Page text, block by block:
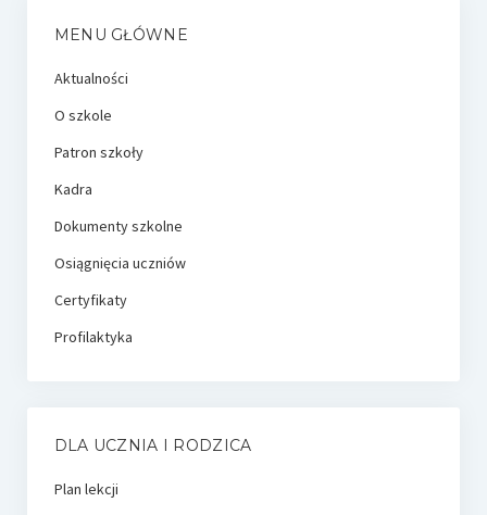
MENU GŁÓWNE
Aktualności
O szkole
Patron szkoły
Kadra
Dokumenty szkolne
Osiągnięcia uczniów
Certyfikaty
Profilaktyka
DLA UCZNIA I RODZICA
Plan lekcji